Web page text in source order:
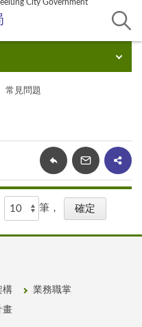
City Government
常見問題
筆，
構 業務職掌
畫